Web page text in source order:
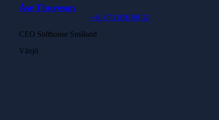
Åse Thuveson
+46 073 856 90 32
CEO Softhouse Småland
Växjö